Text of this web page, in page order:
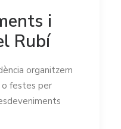
i
Rubí
organitzem
festes per